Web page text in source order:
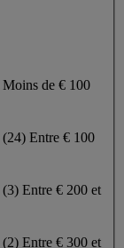
Moins de € 100
(24) Entre € 100
(3) Entre € 200 et
(2) Entre € 300 et